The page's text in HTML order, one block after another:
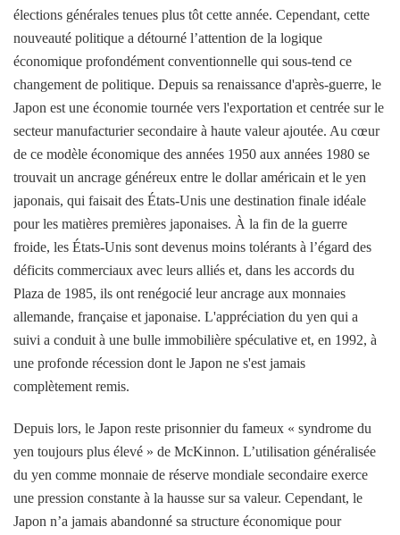
élections générales tenues plus tôt cette année. Cependant, cette
nouveauté politique a détourné l’attention de la logique
économique profondément conventionnelle qui sous-tend ce
changement de politique. Depuis sa renaissance d'après-guerre, le
Japon est une économie tournée vers l'exportation et centrée sur le
secteur manufacturier secondaire à haute valeur ajoutée. Au cœur
de ce modèle économique des années 1950 aux années 1980 se
trouvait un ancrage généreux entre le dollar américain et le yen
japonais, qui faisait des États-Unis une destination finale idéale
pour les matières premières japonaises. À la fin de la guerre
froide, les États-Unis sont devenus moins tolérants à l’égard des
déficits commerciaux avec leurs alliés et, dans les accords du
Plaza de 1985, ils ont renégocié leur ancrage aux monnaies
allemande, française et japonaise. L'appréciation du yen qui a
suivi a conduit à une bulle immobilière spéculative et, en 1992, à
une profonde récession dont le Japon ne s'est jamais
complètement remis.
Depuis lors, le Japon reste prisonnier du fameux « syndrome du
yen toujours plus élevé » de McKinnon. L’utilisation généralisée
du yen comme monnaie de réserve mondiale secondaire exerce
une pression constante à la hausse sur sa valeur. Cependant, le
Japon n’a jamais abandonné sa structure économique pour